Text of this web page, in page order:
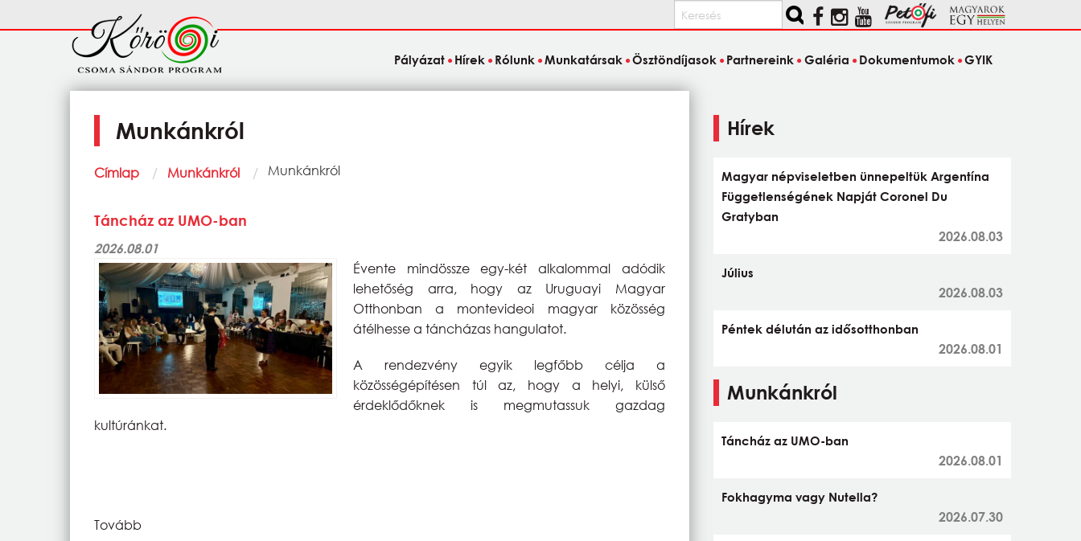
Keresés
Fő
navigáció
Pályázat Hírek Rólunk Munkatársak Ösztöndíjasok Partnereink Galéria Dokumentumok GYIK
Munkánkról
Morzsa
Címlap Munkánkról Current:
Munkánkról
Táncház az UMO-ban
2026.08.01
Évente mindössze egy-két alkalommal adódik
lehetőség arra, hogy az Uruguayi Magyar
Otthonban a montevideoi magyar közösség
átélhesse a táncházas hangulatot.
A rendezvény egyik legfőbb célja a
közösségépítésen túl az, hogy a helyi, külső
érdeklődőknek is megmutassuk gazdag
kultúránkat.
Tovább
Hírek
Magyar népviseletben ünnepeltük Argentína
Függetlenségének Napját Coronel Du
Gratyban
2026.08.03
Július
2026.08.03
Péntek délután az idősotthonban
2026.08.01
Munkánkról
Táncház az UMO-ban
2026.08.01
Fokhagyma vagy Nutella?
2026.07.30